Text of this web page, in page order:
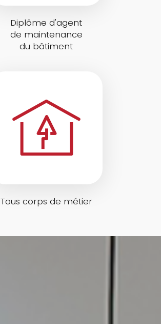
Diplôme d'agent
de maintenance
du bâtiment
Tous corps de métier